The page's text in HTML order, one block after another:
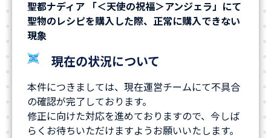
聖都ナディア 「＜天使の祝福＞アンジェラ」にて
聖物のレシピを購入した際、正常に購入できない
現象
現在の状況について
本件につきましては、現在運営チームにて不具合
の確認が完了しております。
修正に向けた対応を進めておりますので、今しば
らくお待ちいただけますようお願いいたします。